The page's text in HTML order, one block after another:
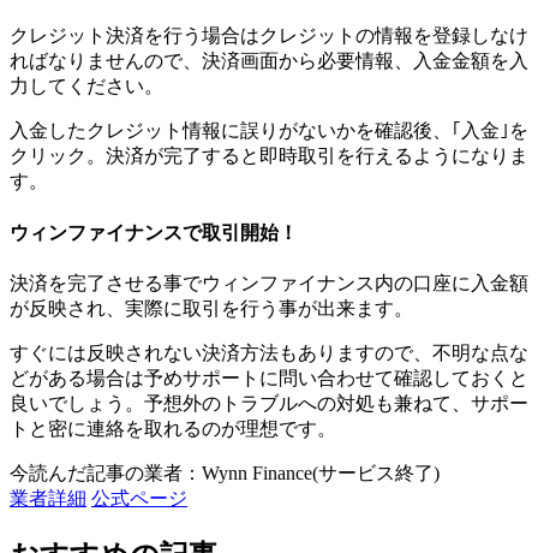
クレジット決済を行う場合はクレジットの情報を登録しなけ
ればなりませんので、決済画面から必要情報、入金金額を入
力してください。
入金したクレジット情報に誤りがないかを確認後、 ｢入金｣ を
クリック。決済が完了すると即時取引を行えるようになりま
す。
ウィンファイナンスで取引開始！
決済を完了させる事でウィンファイナンス内の口座に入金額
が反映され、実際に取引を行う事が出来ます。
すぐには反映されない決済方法もありますので、不明な点な
どがある場合は予めサポートに問い合わせて確認しておくと
良いでしょう。予想外のトラブルへの対処も兼ねて、サポー
トと密に連絡を取れるのが理想です。
今読んだ記事の業者：Wynn Finance(サービス終了)
業者詳細 公式ページ